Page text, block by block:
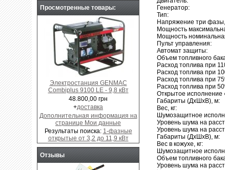
Генератор:
Тип:
Напряжение три
Мощность
Мощность
Пульт управления:
Автомат защиты:
Объем топливного
Расход топлива при
Расход топлива при
Расход топлива при
Расход топлива при
Открытое исполнение
Габариты (ДхШхВ), м:
Вес, кг:
Шумозащитное
Уровень шума на
Уровень шума на
Габариты (ДхШхВ), м:
Вес в кожухе, кг:
Шумозащитное
Объем топливного
Уровень шума на
Просмотренные товары:
Электростанция GENMAC
Combiplus 9100 LE - 9,8 кВт
48.800,00 грн
+доставка
Дополнительная информация на
странице Мои данные
Результаты поиска: 1-фазные
открытые от 3,2 до 11,9 кВт
Отзывы